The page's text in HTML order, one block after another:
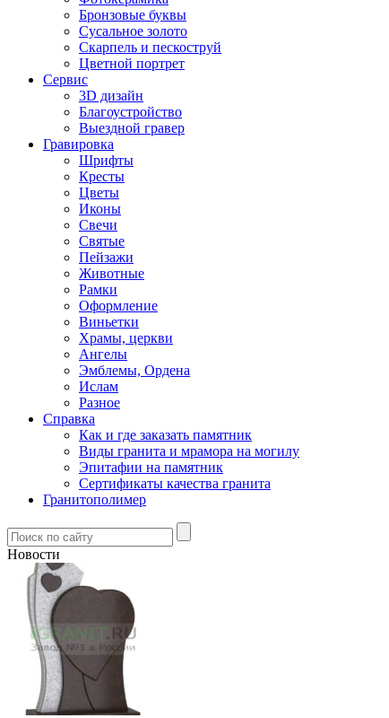
Бронзовые буквы
Сусальное золото
Скарпель и пескоструй
Цветной портрет
Сервис
3D дизайн
Благоустройство
Выездной гравер
Гравировка
Шрифты
Кресты
Цветы
Иконы
Свечи
Святые
Пейзажи
Животные
Рамки
Оформление
Виньетки
Храмы, церкви
Ангелы
Эмблемы, Ордена
Ислам
Разное
Справка
Как и где заказать памятник
Виды гранита и мрамора на могилу
Эпитафии на памятник
Сертификаты качества гранита
Гранитополимер
Новости